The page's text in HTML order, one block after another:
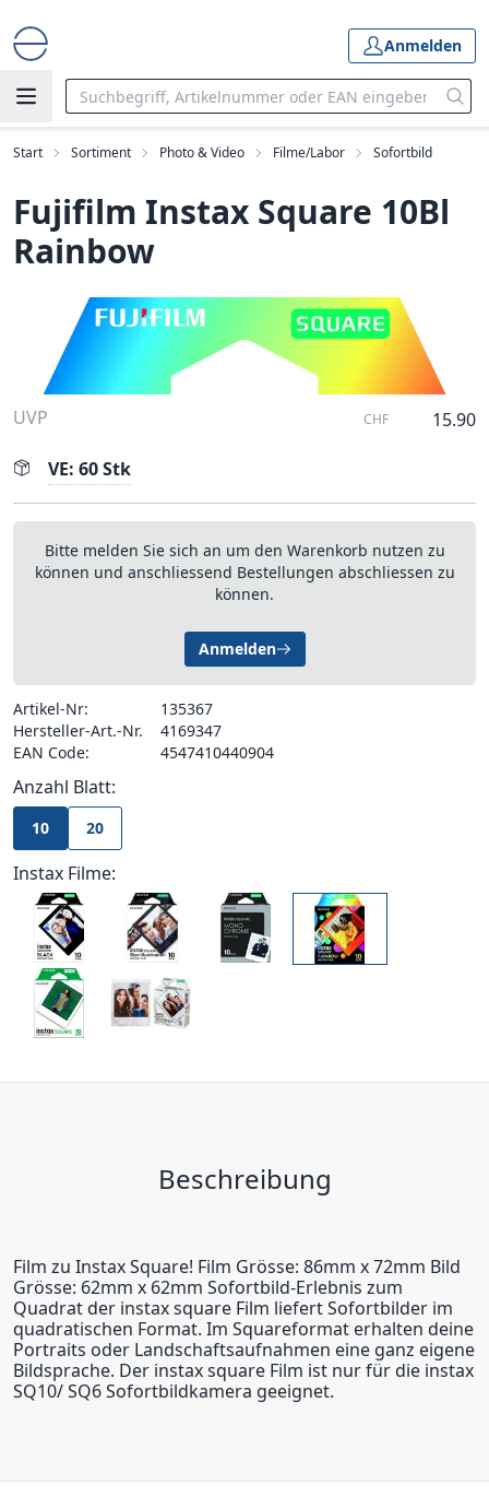
Anmelden
Start Sortiment Photo & Video Filme/Labor Sofortbild
Fujifilm Instax Square 10Bl
Rainbow
UVP CHF 15.90
VE: 60 Stk
Bitte melden Sie sich an um den Warenkorb nutzen zu
können und anschliessend Bestellungen abschliessen zu
können.
Anmelden
Artikel-Nr:
135367
Hersteller-Art.-Nr.
4169347
EAN Code:
4547410440904
Anzahl Blatt:
10 20
Instax Filme:
Beschreibung
Film zu Instax Square! Film Grösse: 86mm x 72mm Bild
Grösse: 62mm x 62mm Sofortbild-Erlebnis zum
Quadrat der instax square Film liefert Sofortbilder im
quadratischen Format. Im Squareformat erhalten deine
Portraits oder Landschaftsaufnahmen eine ganz eigene
Bildsprache. Der instax square Film ist nur für die instax
SQ10/ SQ6 Sofortbildkamera geeignet.